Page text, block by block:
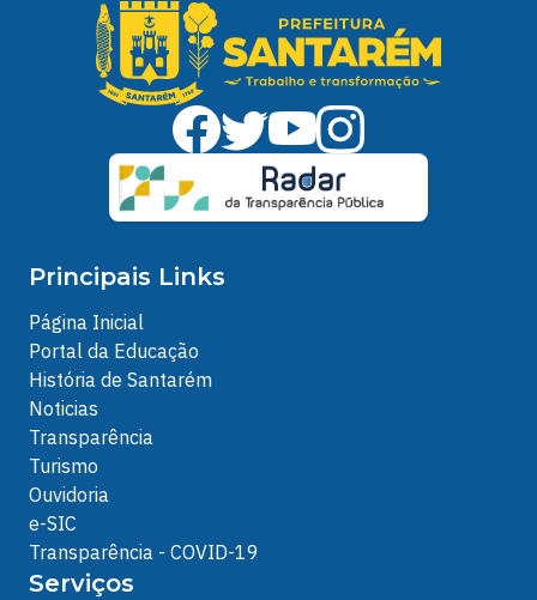
Principais Links
Página Inicial
Portal da Educação
História de Santarém
Noticias
Transparência
Turismo
Ouvidoria
e-SIC
Transparência - COVID-19
Serviços